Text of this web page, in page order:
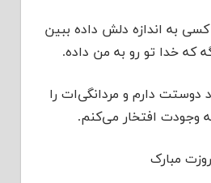
به اندازه دلش داده ببین
که خدا تو رو به من داده.
دوستت دارم و مردانگی‌ات را
وجودت افتخار می‌کنم.
روزت مبارک